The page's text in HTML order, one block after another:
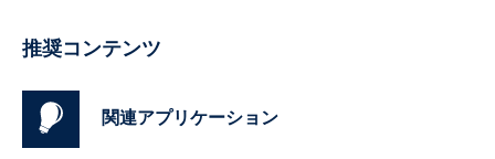
推奨コンテンツ
関連アプリケーション